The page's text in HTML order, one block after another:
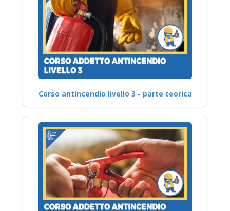
Corso antincendio livello 3 - parte teorica